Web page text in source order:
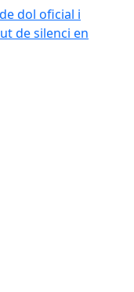
dol oficial i
de silenci en